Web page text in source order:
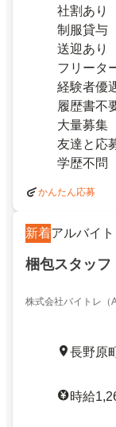
社割あり
制服貸与
送迎あり
フリータ
経験者優
履歴書不
大量募集
友達と応
学歴不問
かんたん応募
新着アルバイ
梱包スタッフ
株式会社バイトレ（
長野原
時給